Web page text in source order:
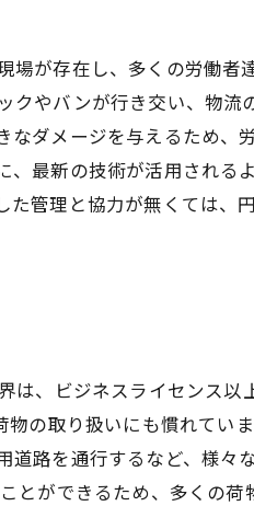
が存在し、多くの労働者
クやバンが行き交い、物流
なダメージを与えるため、
最新の技術が活用される
管理と協力が無くては、
は、ビジネスライセンス以
の取り扱いにも慣れてい
路を通行するなど、様々
とができるため、多くの荷